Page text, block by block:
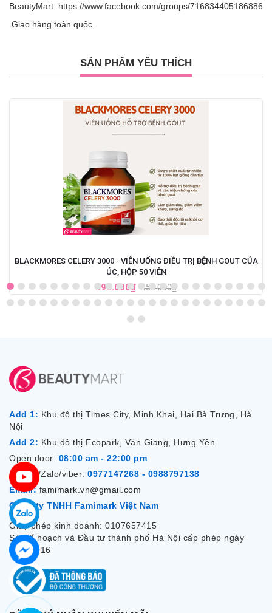
BeautyMart: https://www.facebook.com/groups/716834405186886
Giao hàng toàn quốc.
SẢN PHẨM YÊU THÍCH
BLACKMORES CELERY 3000 - VIÊN UỐNG ĐIỀU TRỊ BỆNH GOUT CỦA
ÚC, HỘP 50 VIÊN
390.000₫ 450.000₫
Add 1: Khu đô thị Times City, Minh Khai, Hai Bà Trưng, Hà
Nội
Add 2: Khu đô thị Ecopark, Văn Giang, Hưng Yên
Open door: 08:00 am - 22:00 pm
Hotline/Zalo/viber: 0977147268 - 0988797138
Email: famimark.vn@gmail.com
Công ty TNHH Famimark Việt Nam
Giấy phép kinh doanh: 0107657415
Sở Kế hoạch và Đầu tư thành phố Hà Nội cấp phép ngày
7/12/2016